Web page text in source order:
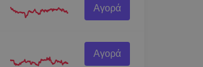
Αγορά
Αγορά